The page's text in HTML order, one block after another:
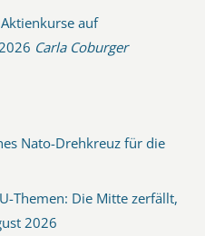
auf
Carla Coburger
Nato-Drehkreuz für die
Themen: Die Mitte zerfällt,
2026